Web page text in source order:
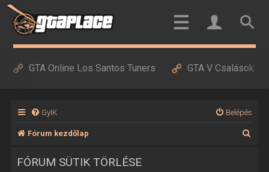
GTA Online Los Santos Tuners GTA V Csalások
GyIK Belépés
Fórum kezdőlap
FÓRUM SÜTIK TÖRLÉSE